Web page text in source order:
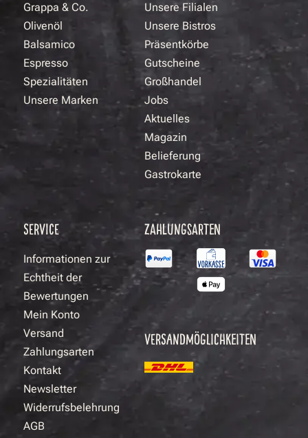
Grappa & Co.
Olivenöl
Balsamico
Espresso
Spezialitäten
Unsere Marken
Unsere Filialen
Unsere Bistros
Präsentkörbe
Gutscheine
Großhandel
Jobs
Aktuelles
Magazin
Belieferung
Gastrokarte
SERVICE
Informationen zur
Echtheit der
Bewertungen
Mein Konto
Versand
Zahlungsarten
Kontakt
Newsletter
Widerrufsbelehrung
AGB
ZAHLUNGSARTEN
VERSANDMÖGLICHKEITEN